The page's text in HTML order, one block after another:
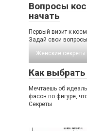
Вопросы
начать
Первый визит к
Задай свои
Женские секреты
Как
Мечтаешь об
фасон по фигуре,
Секреты